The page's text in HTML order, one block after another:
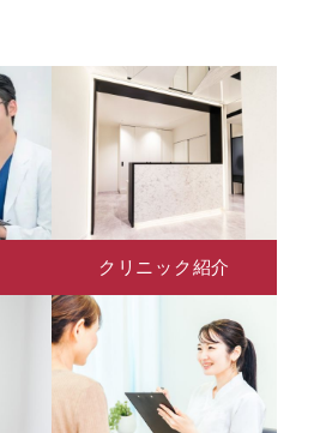
クリニック紹介